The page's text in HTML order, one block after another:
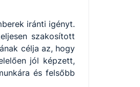
iránti igényt.
szakosított
célja az, hogy
jól képzett,
és felsőbb